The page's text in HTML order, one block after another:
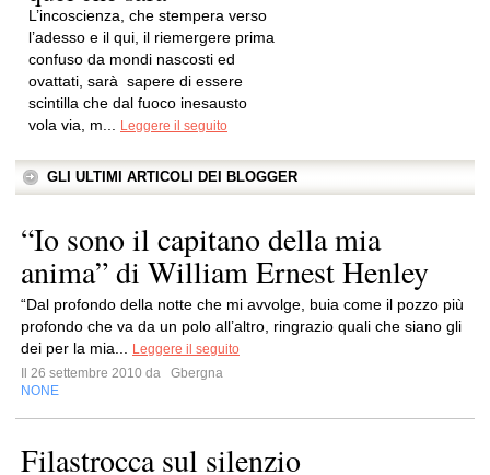
L’incoscienza, che stempera verso
l’adesso e il qui, il riemergere prima
confuso da mondi nascosti ed
ovattati, sarà sapere di essere
scintilla che dal fuoco inesausto
vola via, m...
Leggere il seguito
GLI ULTIMI ARTICOLI DEI BLOGGER
“Io sono il capitano della mia
anima” di William Ernest Henley
“Dal profondo della notte che mi avvolge, buia come il pozzo più
profondo che va da un polo all’altro, ringrazio quali che siano gli
dei per la mia...
Leggere il seguito
Il 26 settembre 2010 da
Gbergna
NONE
Filastrocca sul silenzio